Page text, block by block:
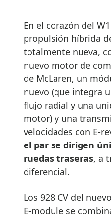
En el corazón del
propulsión híbrida
totalmente nueva,
nuevo motor de
de McLaren, un
nuevo (que integra
flujo radial y una
motor) y una
velocidades con E-
el par se dirigen
ruedas traseras, a
diferencial.
Los 928 CV del
E-module se